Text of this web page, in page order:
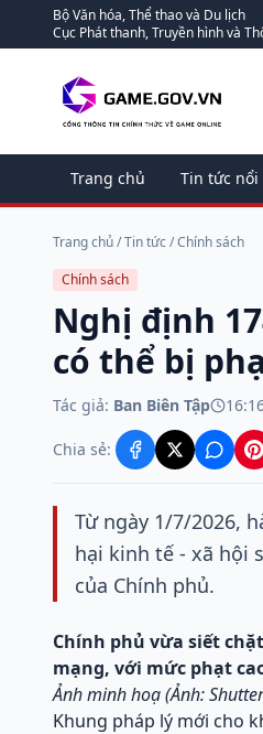
Bộ Văn hóa, Thể thao và Du lịch
Cục Phát thanh, Truyền hình và
Trang chủ Tin tức nổi
Trang chủ/Tin tức/Chính sách
Chính sách
Nghị định
có thể bị
Tác giả: Ban Biên Tập
Chia sẻ:
Từ ngày 1/7/2026,
hại kinh tế - xã hội
của Chính phủ.
Chính phủ vừa siết
mạng, với mức phạt
Ảnh minh hoạ (Ảnh:
Khung pháp lý mới cho